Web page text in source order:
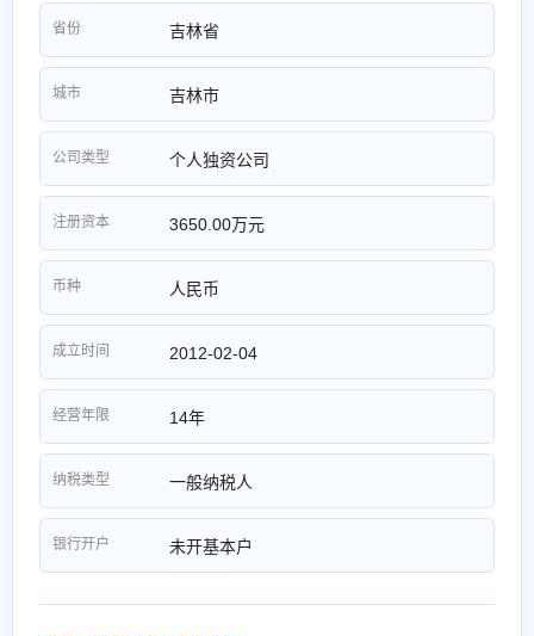
省份 吉林省
城市 吉林市
公司类型 个人独资公司
注册资本 3650.00万元
币种 人民币
成立时间 2012-02-04
经营年限 14年
纳税类型 一般纳税人
银行开户 未开基本户